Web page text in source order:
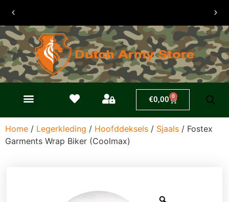
30 dagen
retouren
€0,00 0
Home / Legerkleding / Hoofddeksels / Sjaals / Fostex
Garments Wrap Biker (Coolmax)